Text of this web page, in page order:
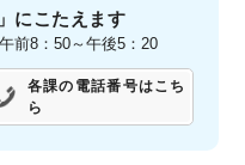
にこたえます
8：50～午後5：20
各課の電話番号はこち
ら